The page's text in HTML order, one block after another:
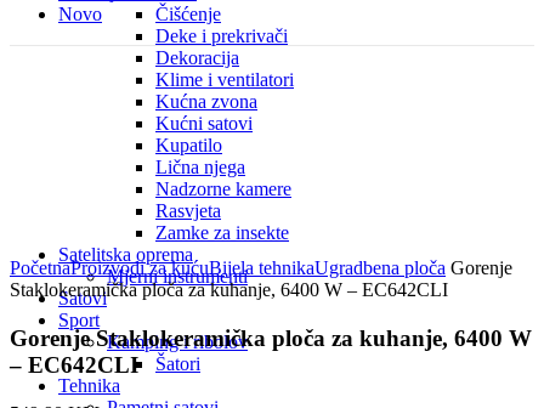
Čišćenje
Deke i prekrivači
Dekoracija
Klime i ventilatori
Kućna zvona
Kućni satovi
Kupatilo
Lična njega
Nadzorne kamere
Rasvjeta
Zamke za insekte
Satelitska oprema
Mjerni instrumenti
Satovi
Sport
Kamping i ribolov
Šatori
Tehnika
Novo
Click to enlarge
PočetnaProizvodi za kućuBijela tehnikaUgradbena ploča Gorenje
Staklokeramička ploča za kuhanje, 6400 W – EC642CLI
Gorenje Staklokeramička ploča za kuhanje, 6400 W
– EC642CLI